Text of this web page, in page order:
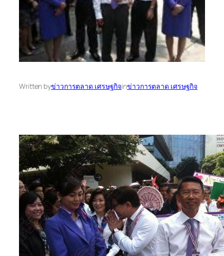
Written byข่าวการตลาด เศรษฐกิจinข่าวการตลาด เศรษฐกิจ